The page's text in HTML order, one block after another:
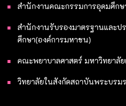
สำนักงานคณะกรรมการอุดมศึกษ
สำนักงานรับรองมาตรฐานและป
ศึกษา(องค์การมหาชน)
คณะพยาบาลศาสตร์ มหาวิทยาลัย
วิทยาลัยในสังกัดสถาบันพระบรม